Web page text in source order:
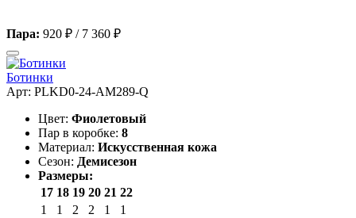
Пара: 920 ₽ / 7 360 ₽
Ботинки
Арт: PLKD0-24-AM289-Q
Цвет: Фиолетовый
Пар в коробке: 8
Материал: Искусственная кожа
Сезон: Демисезон
Размеры:
17 18 19 20 21 22
1
1 2 2 1
1